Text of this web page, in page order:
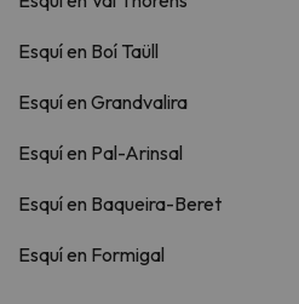
Esquí en Boí Taüll
Esquí en Grandvalira
Esquí en Pal-Arinsal
Esquí en Baqueira-Beret
Esquí en Formigal